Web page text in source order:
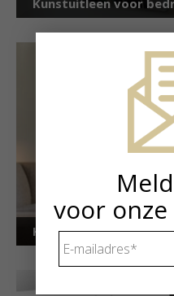
Kunstuitleen voor
Kunstuitleen voor
voor
mailadres *